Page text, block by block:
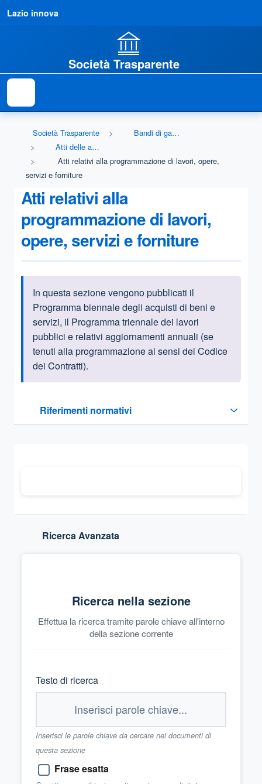
Lazio innova
Società Trasparente
Società Trasparente
Bandi di gara e contratti
Atti delle amministrazioni aggiudicatrici e degli enti aggiudicatori distintamente per ogni procedura
Atti relativi alla programmazione di lavori, opere,
servizi e forniture
Atti relativi alla
programmazione di lavori,
opere, servizi e forniture
Informazioni introduttive
In questa sezione vengono pubblicati il
Programma biennale degli acquisti di beni e
servizi, il Programma triennale dei lavori
pubblici e relativi aggiornamenti annuali (se
tenuti alla programmazione ai sensi del Codice
dei Contratti).
Riferimenti normativi
Sezione compressa
Ricerca Avanzata
Ricerca nella sezione
Effettua la ricerca tramite parole chiave all'interno
della sezione corrente
Testo di ricerca
Inserisci le parole chiave da cercare nei documenti di
questa sezione
Frase esatta